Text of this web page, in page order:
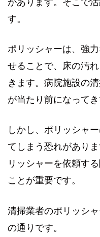
す。
ポリッシャーは、強
せることで、床の汚
きます。病院施設の
が当たり前になってき
しかし、ポリッシャ
てしまう恐れがあり
リッシャーを依頼す
ことが重要です。
清掃業者のポリッシ
の通りです。